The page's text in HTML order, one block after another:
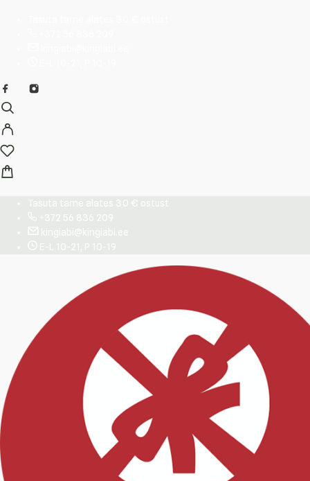
Tasuta tarne alates 30 € ostust
+372 56 836 209
kingiabi@kingiabi.ee
E-L 10-21, P 10-19